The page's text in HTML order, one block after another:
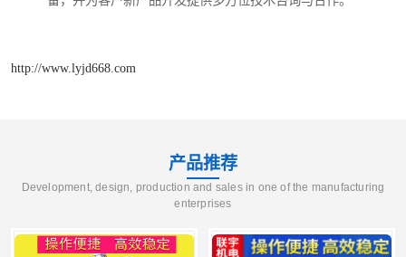
http://www.lyjd668.com
产品推荐
Development, design, production and sales in one of the manufacturing
enterprises